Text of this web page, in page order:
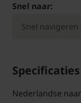
Snel naar:
Specificaties
Nederlandse